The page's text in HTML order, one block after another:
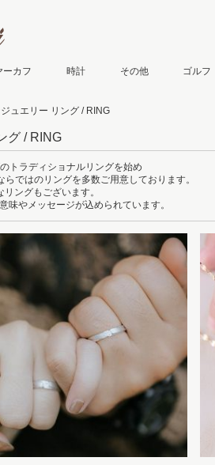
ーカフ 時計 その他 ゴルフ
ュエリー リング / RING
グ / RING
トラディショナルリングを始め
ではのリングを多数ご用意しております。
ングもございます。
味やメッセージが込められています。